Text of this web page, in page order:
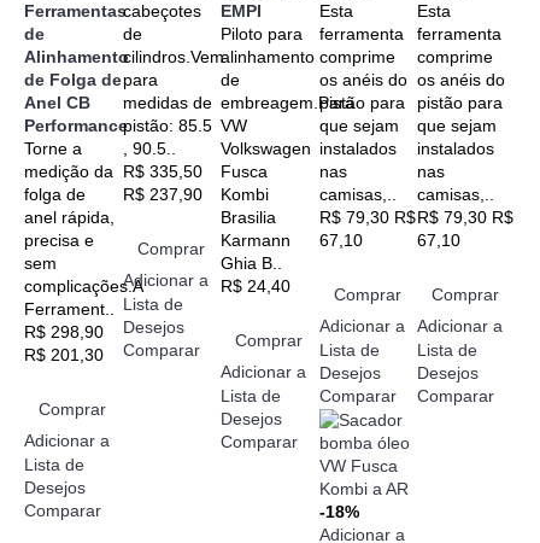
Ferramentas
de
Alinhamento
de Folga de
Anel CB
Performance
Torne a
medição da
folga de
anel rápida,
precisa e
sem
complicações.A
Ferrament..
R$ 298,90
R$ 201,30
Comprar
Adicionar a
Lista de
Desejos
Comparar
cabeçotes
de
cilindros.Vem
para
medidas de
pistão: 85.5
, 90.5..
R$ 335,50
R$ 237,90
Comprar
Adicionar a
Lista de
Desejos
Comparar
EMPI
Piloto para
alinhamento
de
embreagem.Para
VW
Volkswagen
Fusca
Kombi
Brasilia
Karmann
Ghia B..
R$ 24,40
Comprar
Adicionar a
Lista de
Desejos
Comparar
Esta
ferramenta
comprime
os anéis do
pistão para
que sejam
instalados
nas
camisas,..
R$ 79,30 R$
67,10
Comprar
Adicionar a
Lista de
Desejos
Comparar
Esta
ferramenta
comprime
os anéis do
pistão para
que sejam
instalados
nas
camisas,..
R$ 79,30 R$
67,10
Comprar
Adicionar a
Lista de
Desejos
Comparar
-18%
Adicionar a